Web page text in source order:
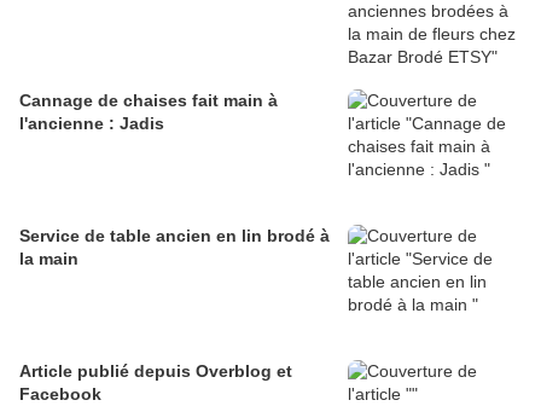
Cannage de chaises fait main à
l'ancienne : Jadis
Service de table ancien en lin brodé à
la main
Article publié depuis Overblog et
Facebook